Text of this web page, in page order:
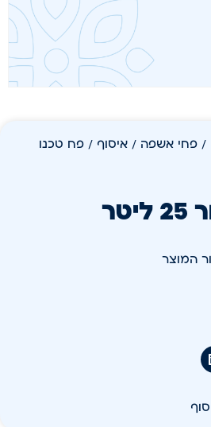
/ פחי אשפה / איסוף / פח טכנו
המוצר